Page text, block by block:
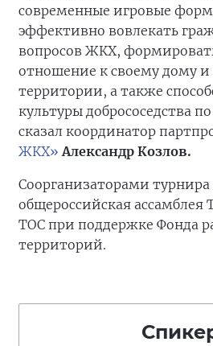
современные игровые
эффективно вовлекать
вопросов ЖКХ,
отношение к своему дому
территории, а также
культуры добрососедства
сказал координатор
ЖКХ» Александр Козлов.
Соорганизаторами
общероссийская ассамблея
ТОС при поддержке Фонда
территорий.